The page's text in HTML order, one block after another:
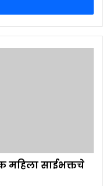
महिला साईभक्तचे